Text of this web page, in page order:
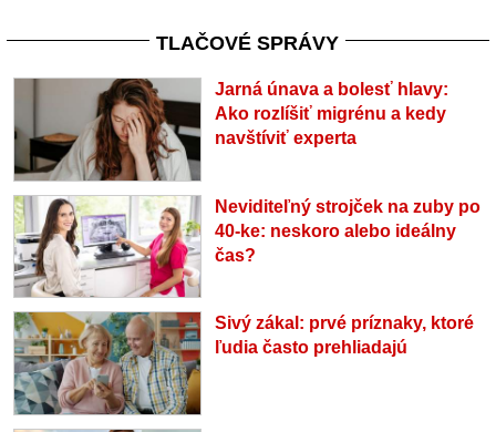
TLAČOVÉ SPRÁVY
Jarná únava a bolesť hlavy:
Ako rozlíšiť migrénu a kedy
navštíviť experta
Neviditeľný strojček na zuby po
40-ke: neskoro alebo ideálny
čas?
Sivý zákal: prvé príznaky, ktoré
ľudia často prehliadajú